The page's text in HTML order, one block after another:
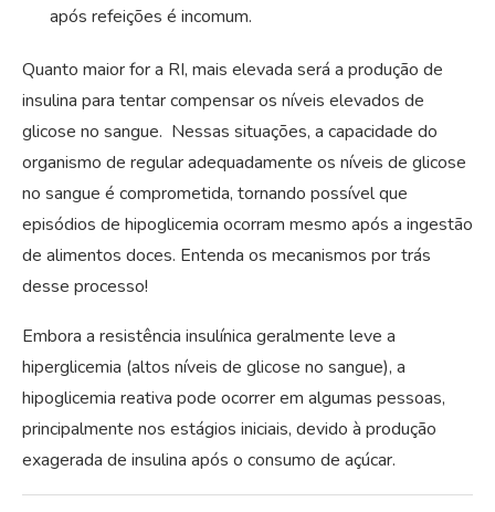
após refeições é incomum.
Quanto maior for a RI, mais elevada será a produção de
insulina para tentar compensar os níveis elevados de
glicose no sangue. Nessas situações, a capacidade do
organismo de regular adequadamente os níveis de glicose
no sangue é comprometida, tornando possível que
episódios de hipoglicemia ocorram mesmo após a ingestão
de alimentos doces. Entenda os mecanismos por trás
desse processo!
Embora a resistência insulínica geralmente leve a
hiperglicemia (altos níveis de glicose no sangue), a
hipoglicemia reativa pode ocorrer em algumas pessoas,
principalmente nos estágios iniciais, devido à produção
exagerada de insulina após o consumo de açúcar.